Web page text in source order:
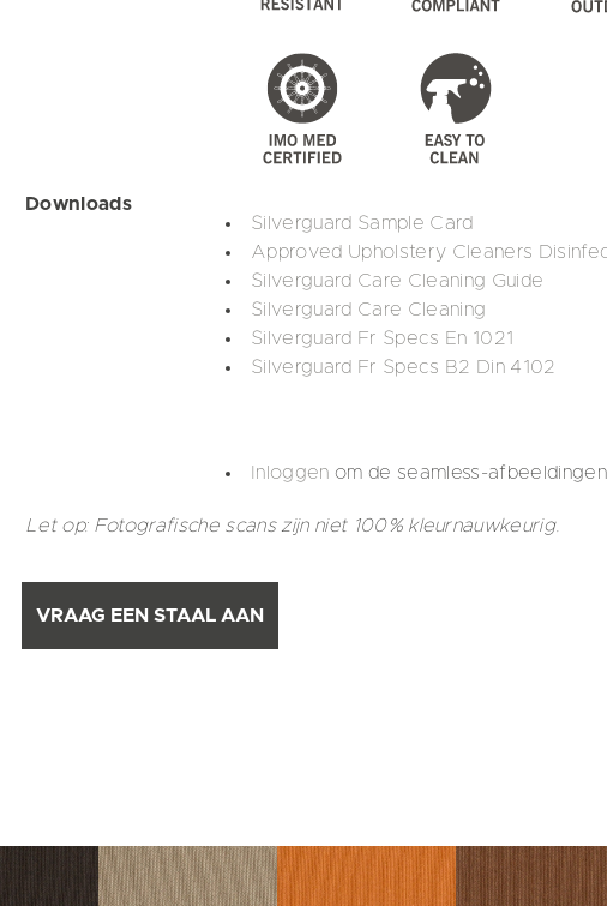
Downloads
Silverguard Sample Card
Approved Upholstery Cleaners
Silverguard Care Cleaning Guide
Silverguard Care Cleaning
Silverguard Fr Specs En 1021
Silverguard Fr Specs B2 Din 4102
Inloggen om de seamless-
Let op: Fotografische scans zijn niet 100% kleurnauwkeurig.
VRAAG EEN STAAL AAN